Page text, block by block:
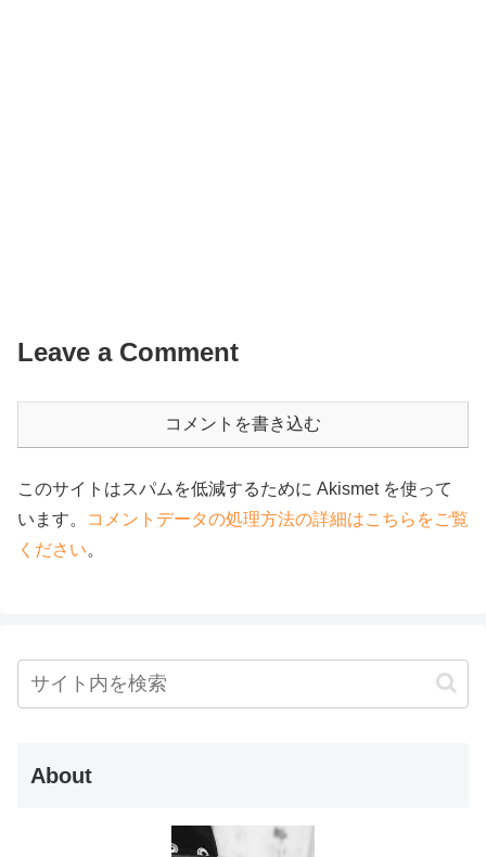
Leave a Comment
コメントを書き込む
このサイトはスパムを低減するために Akismet を使って
います。
コメントデータの処理方法の詳細はこちらをご覧
ください。
About